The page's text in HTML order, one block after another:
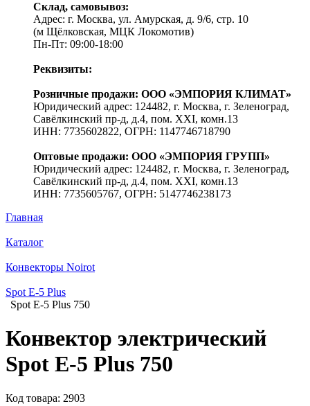
Склад, самовывоз:
Адрес: г. Москва, ул. Амурская, д. 9/6, стр. 10
(м Щёлковская, МЦК Локомотив)
Пн-Пт: 09:00-18:00
Реквизиты:
Розничные продажи: ООО «ЭМПОРИЯ КЛИМАТ»
Юридический адрес: 124482, г. Москва, г. Зеленоград,
Савёлкинский пр-д, д.4, пом. XXI, комн.13
ИНН: 7735602822, ОГРН: 1147746718790
Оптовые продажи: ООО «ЭМПОРИЯ ГРУПП»
Юридический адрес: 124482, г. Москва, г. Зеленоград,
Савёлкинский пр-д, д.4, пом. XXI, комн.13
ИНН: 7735605767, ОГРН: 5147746238173
Главная
Каталог
Конвекторы Noirot
Spot E-5 Plus
Spot E-5 Plus 750
Конвектор электрический
Spot E-5 Plus 750
Код товара: 2903